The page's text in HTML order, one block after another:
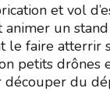
et vol
un
le faire atterrir
petits drônes
découper du